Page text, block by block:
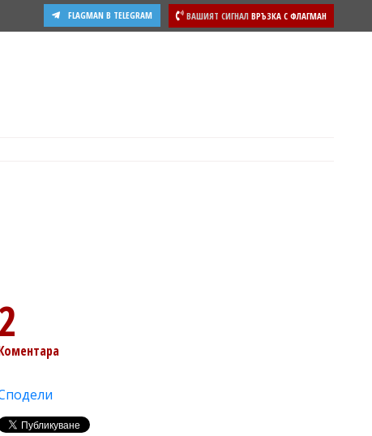
ВАШИЯТ СИГНАЛ ВРЪЗКА С ФЛАГМАН
FLAGMAN В TELEGRAM